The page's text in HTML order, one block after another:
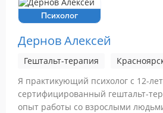
Психолог
Дернов Алексей
Гештальт-терапия
Я практикующий психолог с 12-
сертифицированный гештальт-
опыт работы со взрослыми